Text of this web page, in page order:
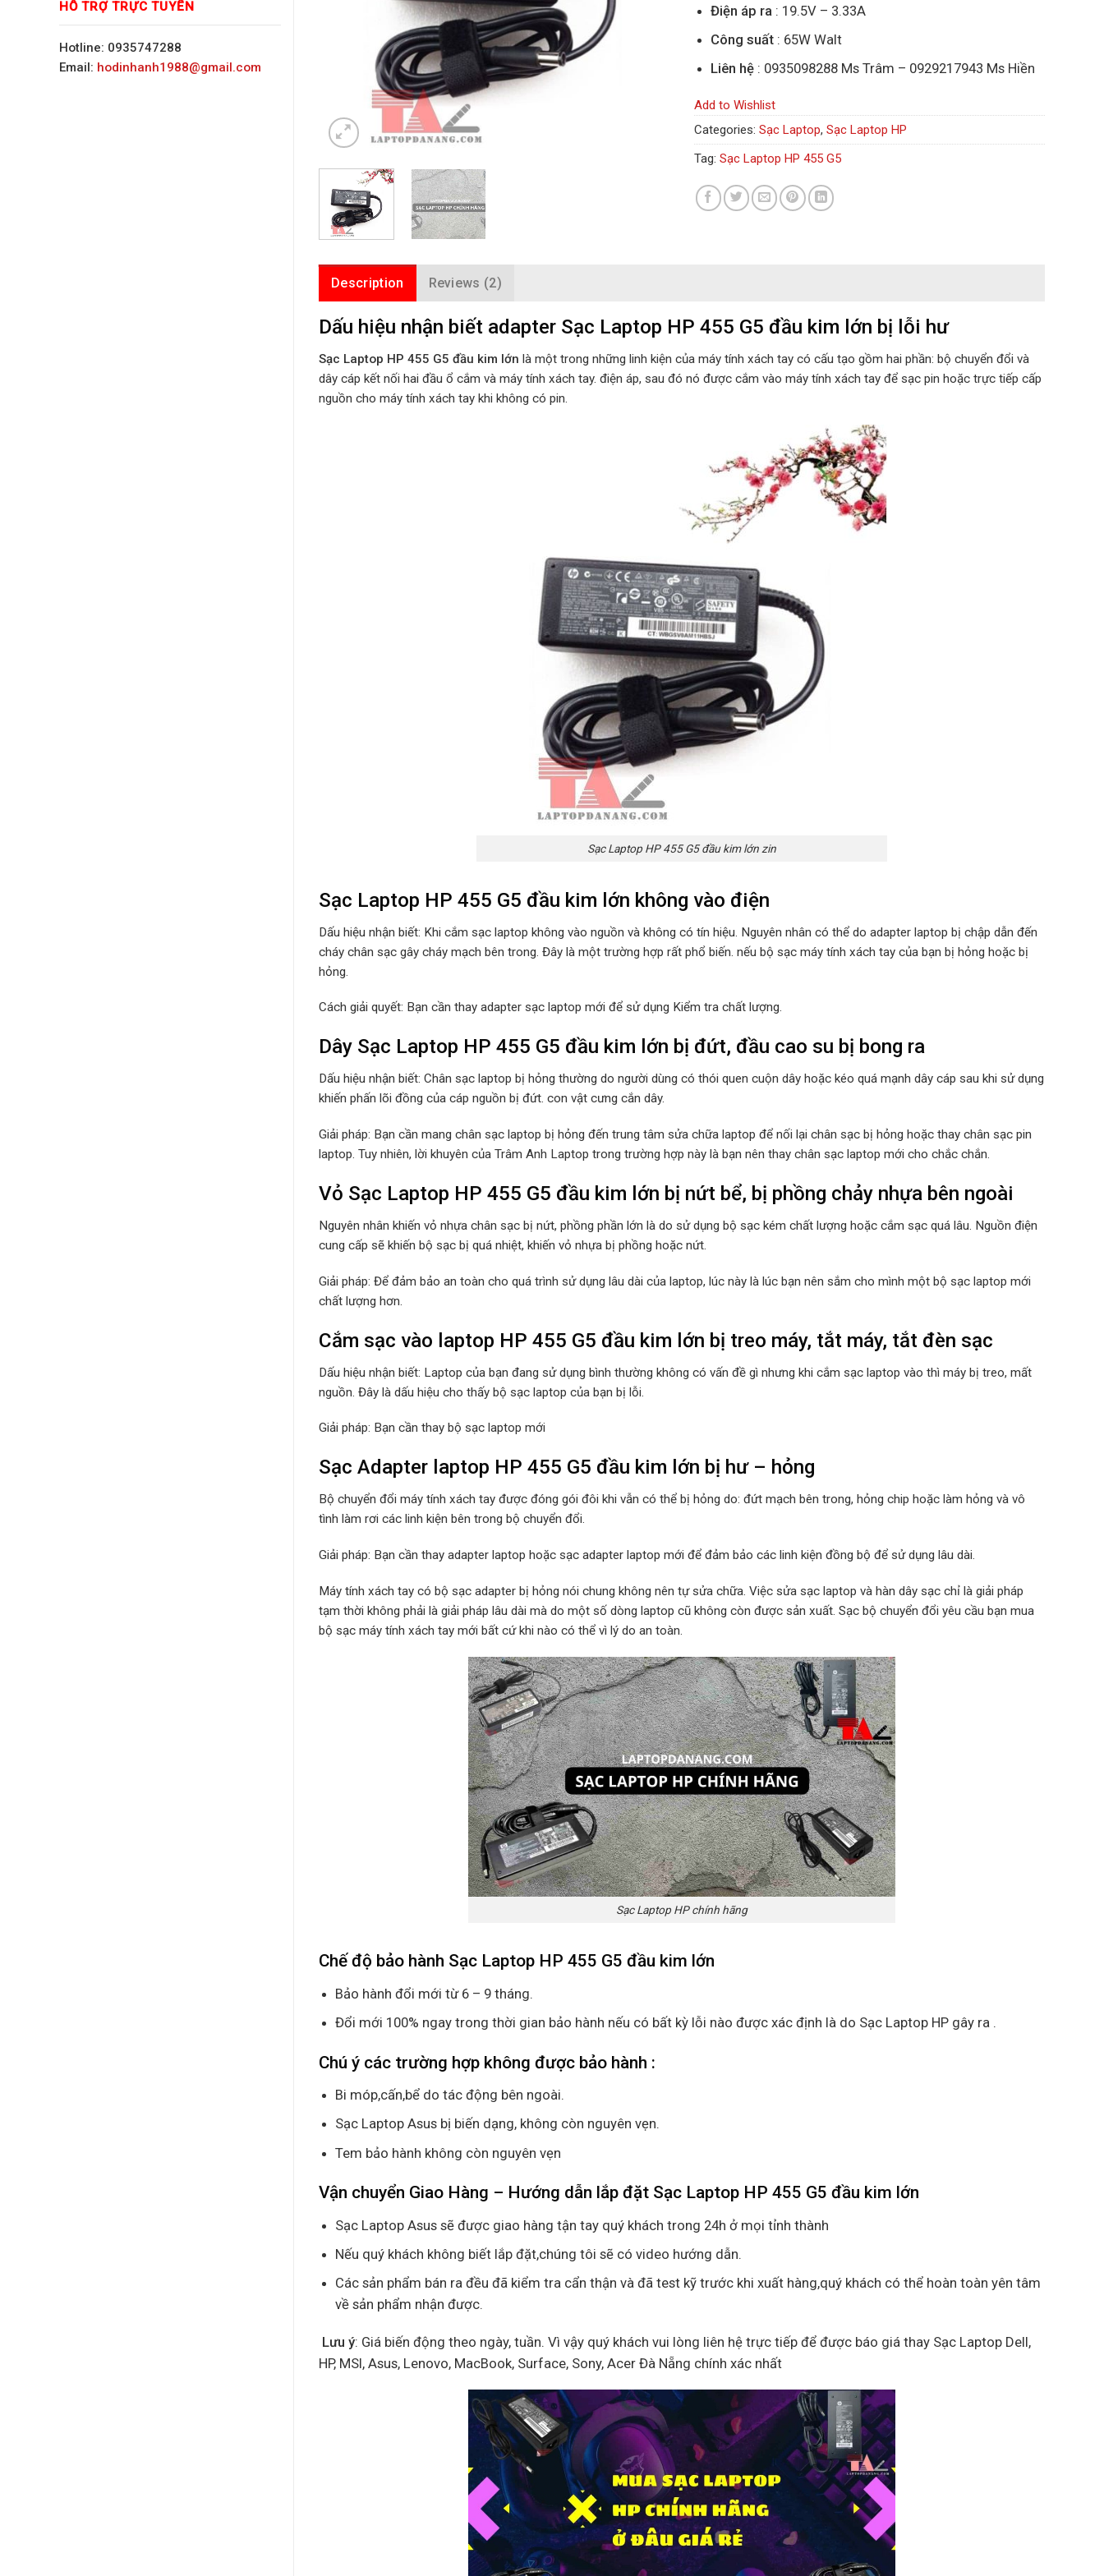
HỖ TRỢ TRỰC TUYẾN
Hotline: 0935747288
Email: hodinhanh1988@gmail.com
Điện áp ra: 19.5V – 3.33A
Công suất: 65W Walt
Liên hệ: 0935098288 Ms Trâm – 0929217943 Ms Hiền
Add to Wishlist
Categories: Sạc Laptop, Sạc Laptop HP
Tag: Sạc Laptop HP 455 G5
Description Reviews (2)
Dấu hiệu nhận biết adapter Sạc Laptop HP 455 G5 đầu kim lớn bị lỗi hư
Sạc Laptop HP 455 G5 đầu kim lớn là một trong những linh kiện của máy tính xách tay có cấu tạo gồm hai phần: bộ chuyển đổi và
dây cáp kết nối hai đầu ổ cắm và máy tính xách tay. điện áp, sau đó nó được cắm vào máy tính xách tay để sạc pin hoặc trực tiếp cấp
nguồn cho máy tính xách tay khi không có pin.
Sạc Laptop HP 455 G5 đầu kim lớn zin
Sạc Laptop HP 455 G5 đầu kim lớn không vào điện
Dấu hiệu nhận biết: Khi cắm sạc laptop không vào nguồn và không có tín hiệu. Nguyên nhân có thể do adapter laptop bị chập dẫn đến
cháy chân sạc gây cháy mạch bên trong. Đây là một trường hợp rất phổ biến. nếu bộ sạc máy tính xách tay của bạn bị hỏng hoặc bị
hỏng.
Cách giải quyết: Bạn cần thay adapter sạc laptop mới để sử dụng Kiểm tra chất lượng.
Dây Sạc Laptop HP 455 G5 đầu kim lớn bị đứt, đầu cao su bị bong ra
Dấu hiệu nhận biết: Chân sạc laptop bị hỏng thường do người dùng có thói quen cuộn dây hoặc kéo quá mạnh dây cáp sau khi sử dụng
khiến phấn lõi đồng của cáp nguồn bị đứt. con vật cưng cắn dây.
Giải pháp: Bạn cần mang chân sạc laptop bị hỏng đến trung tâm sửa chữa laptop để nối lại chân sạc bị hỏng hoặc thay chân sạc pin
laptop. Tuy nhiên, lời khuyên của Trâm Anh Laptop trong trường hợp này là bạn nên thay chân sạc laptop mới cho chắc chắn.
Vỏ Sạc Laptop HP 455 G5 đầu kim lớn bị nứt bể, bị phồng chảy nhựa bên ngoài
Nguyên nhân khiến vỏ nhựa chân sạc bị nứt, phồng phần lớn là do sử dụng bộ sạc kém chất lượng hoặc cắm sạc quá lâu. Nguồn điện
cung cấp sẽ khiến bộ sạc bị quá nhiệt, khiến vỏ nhựa bị phồng hoặc nứt.
Giải pháp: Để đảm bảo an toàn cho quá trình sử dụng lâu dài của laptop, lúc này là lúc bạn nên sắm cho mình một bộ sạc laptop mới
chất lượng hơn.
Cắm sạc vào laptop HP 455 G5 đầu kim lớn bị treo máy, tắt máy, tắt đèn sạc
Dấu hiệu nhận biết: Laptop của bạn đang sử dụng bình thường không có vấn đề gì nhưng khi cắm sạc laptop vào thì máy bị treo, mất
nguồn. Đây là dấu hiệu cho thấy bộ sạc laptop của bạn bị lỗi.
Giải pháp: Bạn cần thay bộ sạc laptop mới
Sạc Adapter laptop HP 455 G5 đầu kim lớn bị hư – hỏng
Bộ chuyển đổi máy tính xách tay được đóng gói đôi khi vẫn có thể bị hỏng do: đứt mạch bên trong, hỏng chip hoặc làm hỏng và vô
tình làm rơi các linh kiện bên trong bộ chuyển đổi.
Giải pháp: Bạn cần thay adapter laptop hoặc sạc adapter laptop mới để đảm bảo các linh kiện đồng bộ để sử dụng lâu dài.
Máy tính xách tay có bộ sạc adapter bị hỏng nói chung không nên tự sửa chữa. Việc sửa sạc laptop và hàn dây sạc chỉ là giải pháp
tạm thời không phải là giải pháp lâu dài mà do một số dòng laptop cũ không còn được sản xuất. Sạc bộ chuyển đổi yêu cầu bạn mua
bộ sạc máy tính xách tay mới bất cứ khi nào có thể vì lý do an toàn.
Sạc Laptop HP chính hãng
Chế độ bảo hành Sạc Laptop HP 455 G5 đầu kim lớn
Bảo hành đổi mới từ 6 – 9 tháng.
Đổi mới 100% ngay trong thời gian bảo hành nếu có bất kỳ lỗi nào được xác định là do Sạc Laptop HP gây ra .
Chú ý các trường hợp không được bảo hành :
Bi móp,cấn,bể do tác động bên ngoài.
Sạc Laptop Asus bị biến dạng, không còn nguyên vẹn.
Tem bảo hành không còn nguyên vẹn
Vận chuyển Giao Hàng – Hướng dẫn lắp đặt Sạc Laptop HP 455 G5 đầu kim lớn
Sạc Laptop Asus sẽ được giao hàng tận tay quý khách trong 24h ở mọi tỉnh thành
Nếu quý khách không biết lắp đặt,chúng tôi sẽ có video hướng dẫn.
Các sản phẩm bán ra đều đã kiểm tra cẩn thận và đã test kỹ trước khi xuất hàng,quý khách có thể hoàn toàn yên tâm
về sản phẩm nhận được.
Lưu ý: Giá biến động theo ngày, tuần. Vì vậy quý khách vui lòng liên hệ trực tiếp để được báo giá thay Sạc Laptop Dell,
HP, MSI, Asus, Lenovo, MacBook, Surface, Sony, Acer Đà Nẵng chính xác nhất